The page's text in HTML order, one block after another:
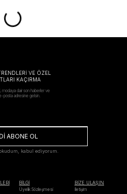
VE ÖZEL
KAÇIRMA
modaya dair son haberler ve
posta adresine gelsin.
ABONE OL
kabul ediyorum.
BİLGİ
Üyelik Sözleşmesi
BİZE ULAŞIN
İletişim